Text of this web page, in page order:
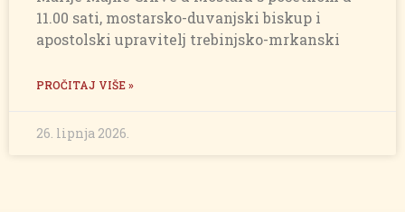
11.00 sati, mostarsko-duvanjski biskup i
apostolski upravitelj trebinjsko-mrkanski
PROČITAJ VIŠE »
26. lipnja 2026.